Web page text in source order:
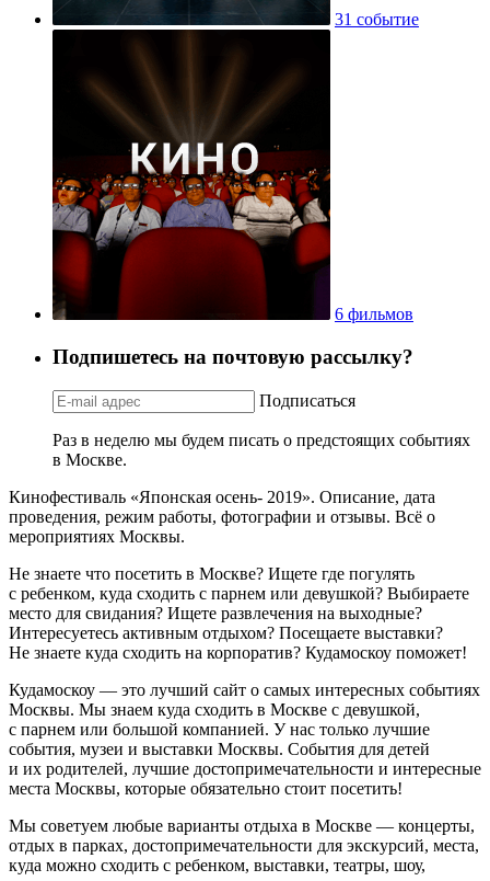
31 событие
6 фильмов
Подпишетесь на почтовую рассылку?
Подписаться
Раз в неделю мы будем писать о предстоящих событиях
в Москве.
Кинофестиваль «Японская осень- 2019». Описание, дата
проведения, режим работы, фотографии и отзывы. Всё о
мероприятиях Москвы.
Не знаете что посетить в Москве? Ищете где погулять
с ребенком, куда сходить с парнем или девушкой? Выбираете
место для свидания? Ищете развлечения на выходные?
Интересуетесь активным отдыхом? Посещаете выставки?
Не знаете куда сходить на корпоратив? Кудамоскоу поможет!
Кудамоскоу — это лучший сайт о самых интересных событиях
Москвы. Мы знаем куда сходить в Москве с девушкой,
с парнем или большой компанией. У нас только лучшие
события, музеи и выставки Москвы. События для детей
и их родителей, лучшие достопримечательности и интересные
места Москвы, которые обязательно стоит посетить!
Мы советуем любые варианты отдыха в Москве — концерты,
отдых в парках, достопримечательности для экскурсий, места,
куда можно сходить с ребенком, выставки, театры, шоу,